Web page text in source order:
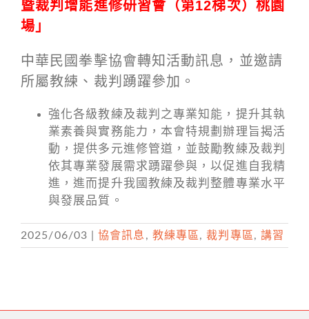
暨裁判增能進修研習會（第12梯次）桃園
場」
中華民國拳擊協會轉知活動訊息，並邀請
所屬教練、裁判踴躍參加。
強化各級教練及裁判之專業知能，提升其執
業素養與實務能力，本會特規劃辦理旨揭活
動，提供多元進修管道，並鼓勵教練及裁判
依其專業發展需求踴躍參與，以促進自我精
進，進而提升我國教練及裁判整體專業水平
與發展品質。
2025/06/03 協會訊息 , 教練專區,裁判專區, 講習